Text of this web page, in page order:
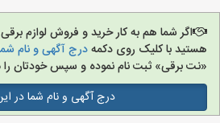
اگر شما هم به کار خرید و فروش لوازم
هستید با کلیک روی دکمهدرج آگهی و نام
«نت برقی» ثبت نام نموده و سپس خودتان را
درج آگهی و نام شما در